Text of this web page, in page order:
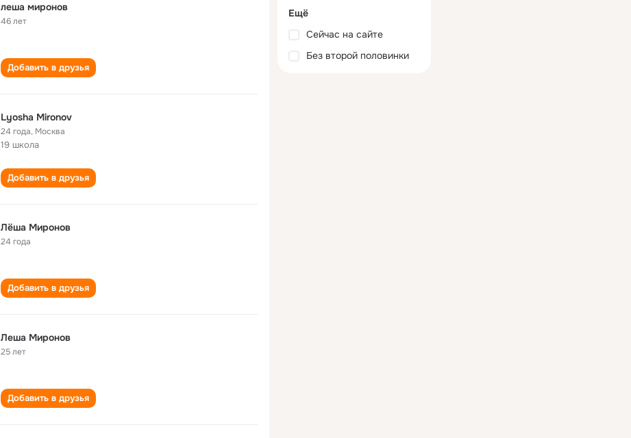
леша миронов
46 лет
Добавить в друзья
Lyosha Mironov
24 года, Москва
19 школа
Добавить в друзья
Лёша Миронов
24 года
Добавить в друзья
Леша Миронов
25 лет
Добавить в друзья
Ещё
Сейчас на сайте
Без второй половинки